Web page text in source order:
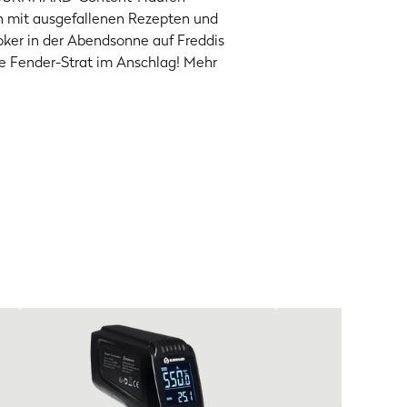
ausgefallenen Rezepten und
in der Abendsonne auf Freddis
Fender-Strat im Anschlag! Mehr